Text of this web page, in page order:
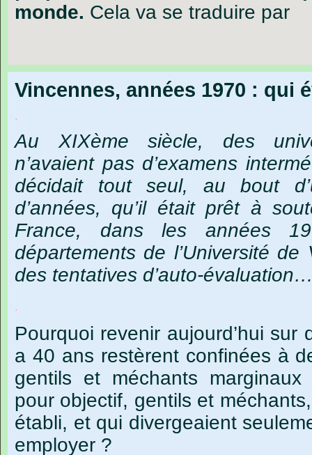
monde. Cela va se traduire par
Vincennes, années 1970 : qui
.
Au XIXème siècle, des
n’avaient pas d’examens
décidait tout seul, au bout
d’années, qu’il était prêt à
France, dans les années
départements de l’Université
des tentatives d’auto-
.
Pourquoi revenir aujourd’hui sur
a 40 ans restèrent confinées à
gentils et méchants
pour objectif, gentils et
établi, et qui divergeaient
employer ?